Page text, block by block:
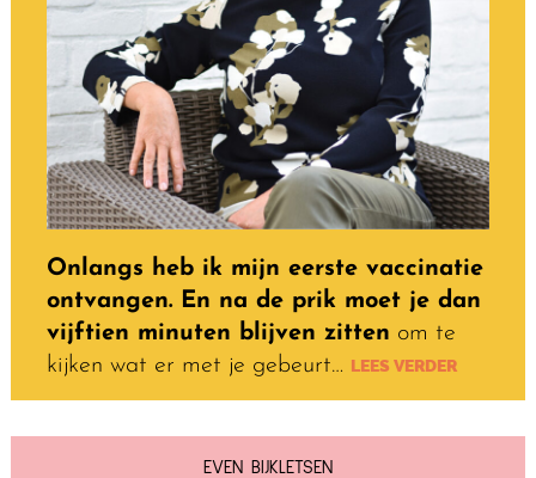
Onlangs heb ik mijn eerste vaccinatie
ontvangen. En na de prik moet je dan
vijftien minuten blijven zitten om te
kijken wat er met je gebeurt… LEES VERDER
EVEN BIJKLETSEN